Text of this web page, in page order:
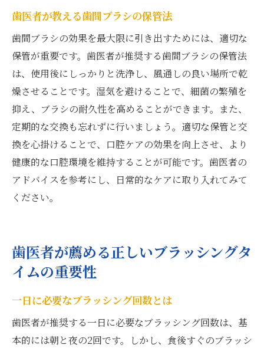
歯医者が教える歯間ブラシの保管法
歯間ブラシの効果を最大限に引き出すためには、適切な
保管が重要です。歯医者が推奨する歯間ブラシの保管法
は、使用後にしっかりと洗浄し、風通しの良い場所で乾
燥させることです。湿気を避けることで、細菌の繁殖を
抑え、ブラシの耐久性を高めることができます。また、
定期的な交換も忘れずに行いましょう。適切な保管と交
換を心掛けることで、口腔ケアの効果を向上させ、より
健康的な口腔環境を維持することが可能です。歯医者の
アドバイスを参考にし、日常的なケアに取り入れてみて
ください。
歯医者が薦める正しいブラッシングタ
イムの重要性
一日に必要なブラッシング回数とは
歯医者が推奨する一日に必要なブラッシング回数は、基
本的には朝と夜の2回です。しかし、食後すぐのブラッシ